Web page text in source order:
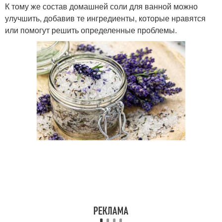
К тому же состав домашней соли для ванной можно
улучшить, добавив те ингредиенты, которые нравятся
или помогут решить определенные проблемы.